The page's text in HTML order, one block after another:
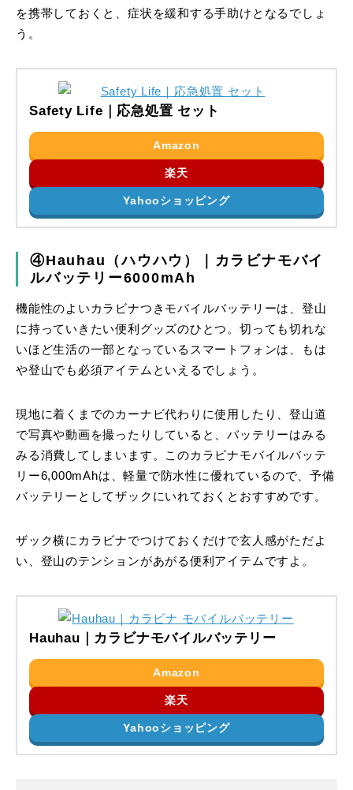
を携帯しておくと、症状を緩和する手助けとなるでしょ
う。
Safety Life｜応急処置 セット
Amazon
楽天
Yahooショッピング
④Hauhau（ハウハウ）｜カラビナモバイ
ルバッテリー6000mAh
機能性のよいカラビナつきモバイルバッテリーは、登山
に持っていきたい便利グッズのひとつ。切っても切れな
いほど生活の一部となっているスマートフォンは、もは
や登山でも必須アイテムといえるでしょう。
現地に着くまでのカーナビ代わりに使用したり、登山道
で写真や動画を撮ったりしていると、バッテリーはみる
みる消費してしまいます。このカラビナモバイルバッテ
リー6,000mAhは、軽量で防水性に優れているので、予備
バッテリーとしてザックにいれておくとおすすめです。
ザック横にカラビナでつけておくだけで玄人感がただよ
い、登山のテンションがあがる便利アイテムですよ。
Hauhau｜カラビナモバイルバッテリー
Amazon
楽天
Yahooショッピング